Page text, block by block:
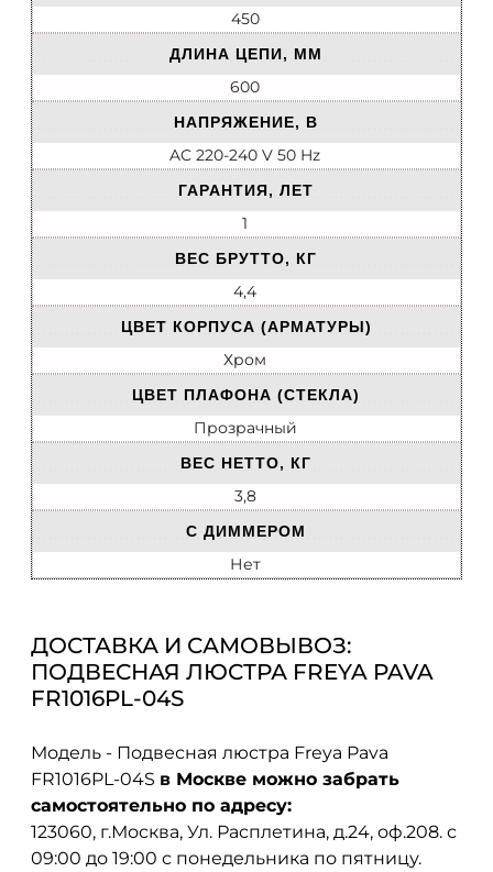
450
ДЛИНА ЦЕПИ, ММ
600
НАПРЯЖЕНИЕ, В
AC 220-240 V 50 Hz
ГАРАНТИЯ, ЛЕТ
1
ВЕС БРУТТО, КГ
4,4
ЦВЕТ КОРПУСА (АРМАТУРЫ)
Хром
ЦВЕТ ПЛАФОНА (СТЕКЛА)
Прозрачный
ВЕС НЕТТО, КГ
3,8
С ДИММЕРОМ
Нет
ДОСТАВКА И САМОВЫВОЗ:
ПОДВЕСНАЯ ЛЮСТРА FREYA PAVA
FR1016PL-04S
Модель - Подвесная люстра Freya Pava
FR1016PL-04S в Москве можно забрать
самостоятельно по адресу:
123060, г.Москва, Ул. Расплетина, д.24, оф.208. с
09:00 до 19:00 с понедельника по пятницу.